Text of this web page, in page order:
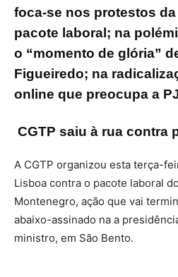
foca-se nos protestos da
pacote laboral; na
o “momento de glória”
Figueiredo; na
online que preocupa a
CGTP saiu à rua contra
A CGTP organizou esta terça-
Lisboa contra o pacote laboral
Montenegro, ação que vai
abaixo-assinado na a
ministro, em São Bento.